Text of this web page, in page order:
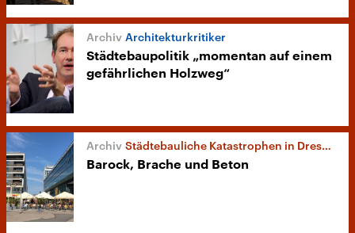
Architekturkritiker
Städtebaupolitik „momentan auf einem
gefährlichen Holzweg“
Städtebauliche Katastrophen in Dresden
Barock, Brache und Beton